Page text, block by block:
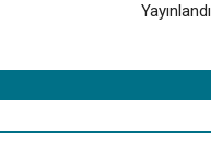
Yayınlandı